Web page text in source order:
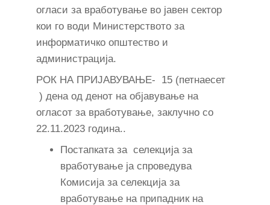
огласи за вработување во јавен сектор
кои го води Министерството за
информатичко општество и
администрација.
РОК НА ПРИЈАВУВАЊЕ- 15 (петнаесет
) дена од денот на објавување на
огласот за вработување, заклучно со
22.11.2023 година..
Постапката за селекција за
вработување ја спроведува
Комисија за селекција за
вработување на припадник на